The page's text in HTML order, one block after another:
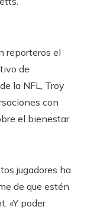
reporteros el
de
la NFL, Troy
con
el bienestar
jugadores ha
de que estén
«Y poder